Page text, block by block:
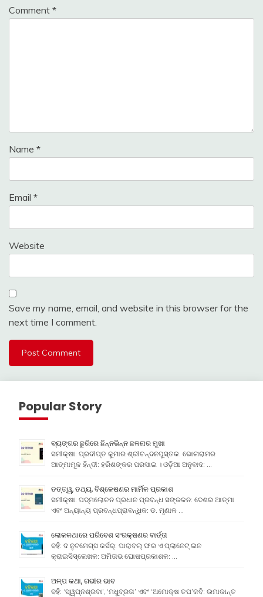
Comment *
Name *
Email *
Website
Save my name, email, and website in this browser for the
next time I comment.
Popular Story
ବ୍ୟଙ୍ଗର ଛୁରିରେ ଛିନ୍ନଭିନ୍ନ ଛଳନାର ମୁଖା
ସମୀକ୍ଷା: ପ୍ରଦୀପ୍ତ କୁମାର ଶ୍ରୀଚନ୍ଦନପୁସ୍ତକ: ଭୋଳାରାମର
ଆତ୍ମାମୂଳ ହିନ୍ଦୀ: ହରିଶଙ୍କର ପରସାଇ । ଓଡ଼ିଆ ଅନୁବାଦ: …
ତତ୍ତ୍ୱ, ତଥ୍ୟ, ବିଶ୍ଳେଷଣର ମାର୍ମିକ ପ୍ରକାଶ
ସମୀକ୍ଷା: ପଦ୍ମଲୋଚନ ପ୍ରଧାନ ପ୍ରବନ୍ଧ ସଙ୍କଳନ: ଦେଶର ଆତ୍ମା
ଏବଂ ଅନ୍ୟାନ୍ୟ ପ୍ରବନ୍ଧପ୍ରାବନ୍ଧିକ: ଡ. ମୃଣାଳ …
ଲୋକକଥାରେ ପରିବେଶ ସଂରକ୍ଷଣର ବାର୍ତ୍ତା
ବହି: ଦ ନୁଟମେଗ୍ସ କର୍ସର୍: ପାରାବଲ୍ ଫର ଏ ପ୍ଲାନେଟ୍ ଇନ
କ୍ରାଇସିସ୍ଲେଖକ: ଅମିତାଭ ଘୋଷପ୍ରକାଶକ: …
ଅଳ୍ପ କଥା, ଗଭୀର ଭାବ
ବହି: ‘ସ୍ୱପ୍ନଶ୍ରବା’, ‘ମଧୁବ୍ରତା’ ଏବଂ ‘ଅମୋକ୍ଷ ତପ’କବି: ଉମାକାନ୍ତ